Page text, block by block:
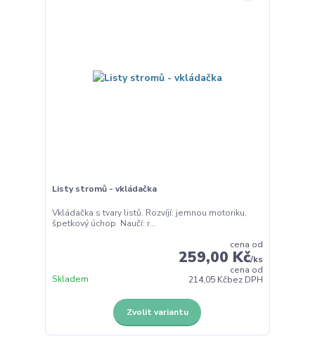
Listy stromů - vkládačka
Vkládačka s tvary listů. Rozvíjí: jemnou motoriku,
špetkový úchop Naučí: r...
cena od
259,00 Kč/ks
cena od
214,05 Kčbez DPH
Skladem
Zvolit variantu